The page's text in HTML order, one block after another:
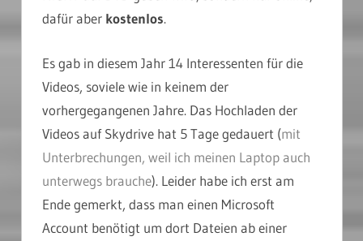
dafür aber kostenlos.
Es gab in diesem Jahr 14 Interessenten für die
Videos, soviele wie in keinem der
vorhergegangenen Jahre. Das Hochladen der
Videos auf Skydrive hat 5 Tage gedauert (mit
Unterbrechungen, weil ich meinen Laptop auch
unterwegs brauche). Leider habe ich erst am
Ende gemerkt, dass man einen Microsoft
Account benötigt um dort Dateien ab einer